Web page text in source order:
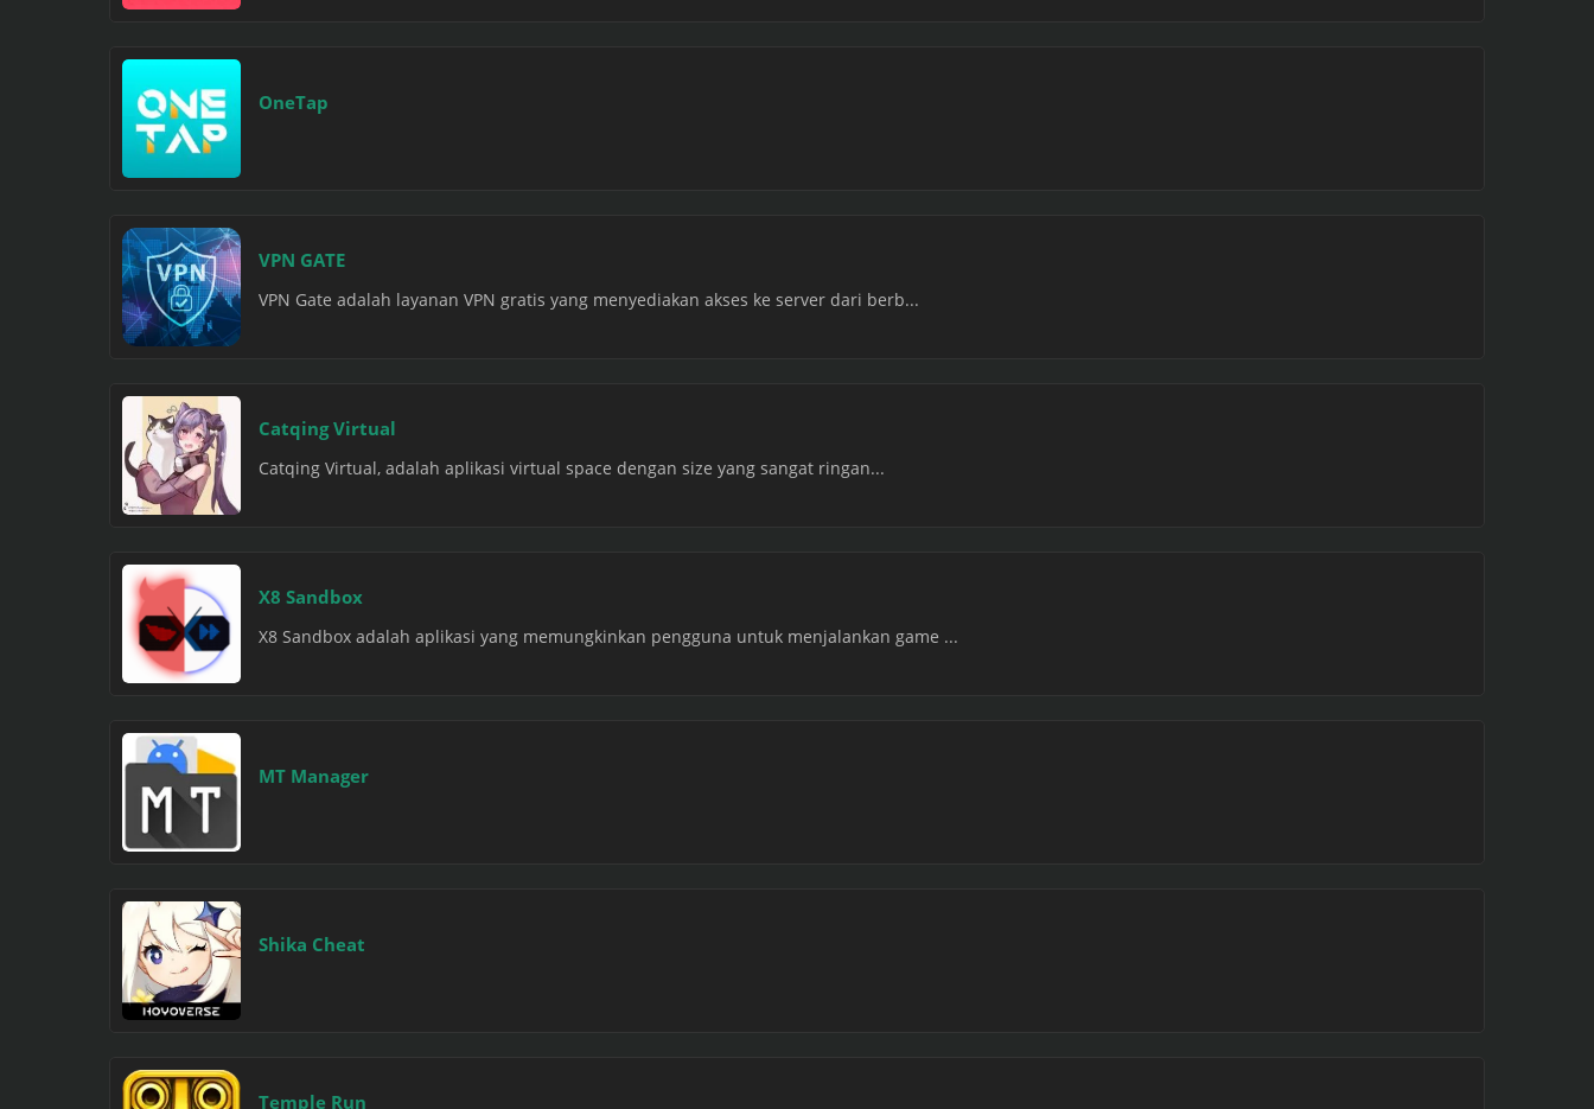
OneTap
VPN GATE
VPN Gate adalah layanan VPN gratis yang menyediakan akses ke server dari berb...
Catqing Virtual
Catqing Virtual, adalah aplikasi virtual space dengan size yang sangat ringan...
X8 Sandbox
X8 Sandbox adalah aplikasi yang memungkinkan pengguna untuk menjalankan game ...
MT Manager
Shika Cheat
Temple Run